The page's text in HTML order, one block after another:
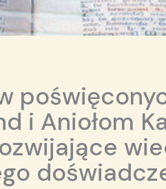
i Aniołom